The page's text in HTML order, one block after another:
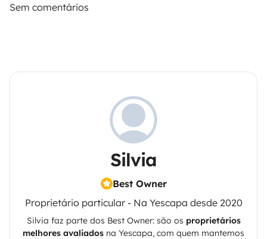
Sem comentários
Silvia
Best Owner
Proprietário particular - Na Yescapa desde 2020
Silvia faz parte dos Best Owner: são os proprietários
melhores avaliados na Yescapa, com quem mantemos